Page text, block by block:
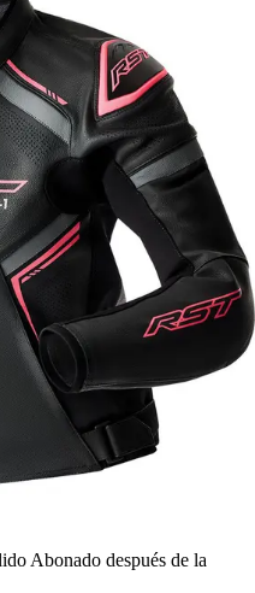
Abonado después de la